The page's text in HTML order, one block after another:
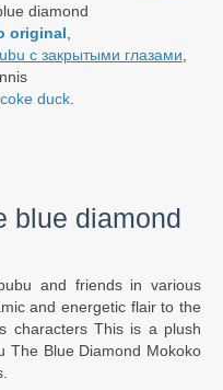
diamond
original,
с закрытыми глазами,
duck.
blue diamond
and friends in various
and energetic flair to the
characters This is a plush
The Blue Diamond Mokoko